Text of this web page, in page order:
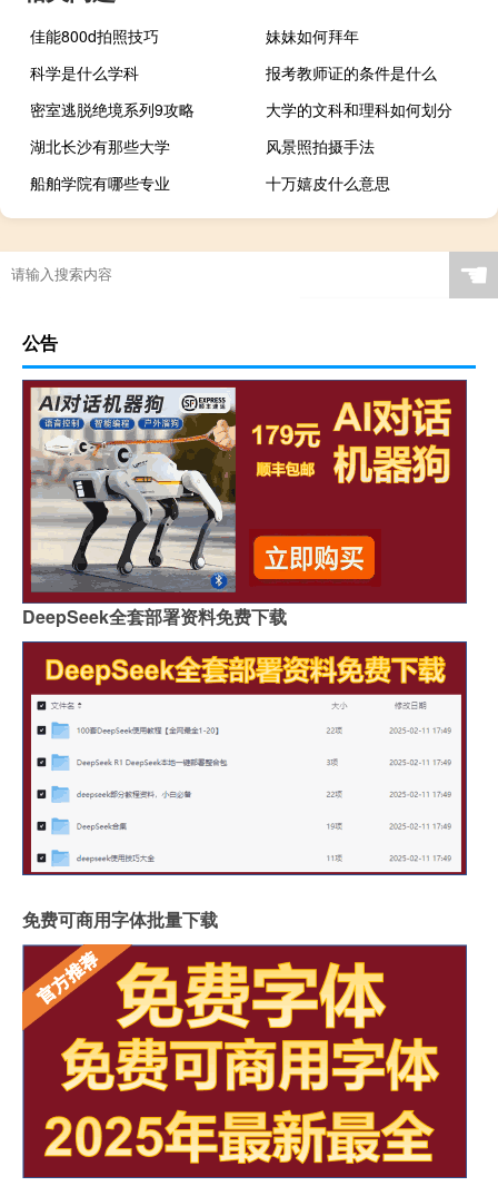
佳能800d拍照技巧
妹妹如何拜年
科学是什么学科
报考教师证的条件是什么
密室逃脱绝境系列9攻略
大学的文科和理科如何划分
湖北长沙有那些大学
风景照拍摄手法
船舶学院有哪些专业
十万嬉皮什么意思
☚
公告
DeepSeek全套部署资料免费下载
免费可商用字体批量下载